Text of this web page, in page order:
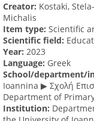
Creator: Kostaki,
Michalis
Item type: Scientific
Scientific field:
Υear: 2023
Language: Greek
School/department/
Ioannina ▶ Σχολή
Department of
Institution: